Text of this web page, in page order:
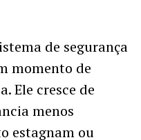
de segurança
momento de
Ele cresce de
menos
estagnam ou